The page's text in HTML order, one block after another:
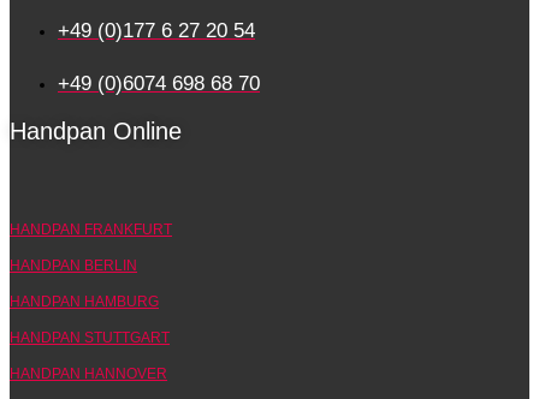
+49 (0)177 6 27 20 54
+49 (0)6074 698 68 70
Handpan Online
HANDPAN FRANKFURT
HANDPAN BERLIN
HANDPAN HAMBURG
HANDPAN STUTTGART
HANDPAN HANNOVER